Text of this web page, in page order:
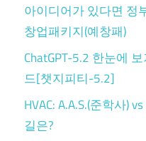
아이디어가 있다면 정
창업패키지(예창패)
ChatGPT-5.2 한눈에
드[챗지피티-5.2]
HVAC: A.A.S.(준학사)
길은?